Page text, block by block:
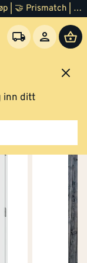
🚚 Fri frakt over 20 000 kr | 💰 Bonus på kjøp | 🤝 Prismatch | ⭐ 100% fornøyd garanti | 🏪 140 byggevarehus
inn ditt